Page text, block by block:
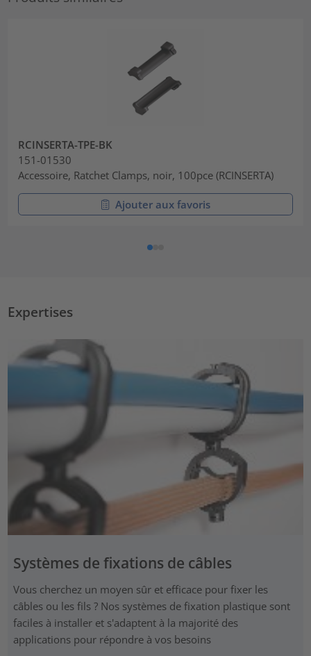
RCINSERTA-TPE-BK
151-01530
Accessoire, Ratchet Clamps, noir, 100pce (RCINSERTA)
Ajouter aux favoris
Expertises
Systèmes de fixations de câbles
Vous cherchez un moyen sûr et efficace pour fixer les
câbles ou les fils ? Nos systèmes de fixation plastique sont
faciles à installer et s'adaptent à la majorité des
applications pour répondre à vos besoins